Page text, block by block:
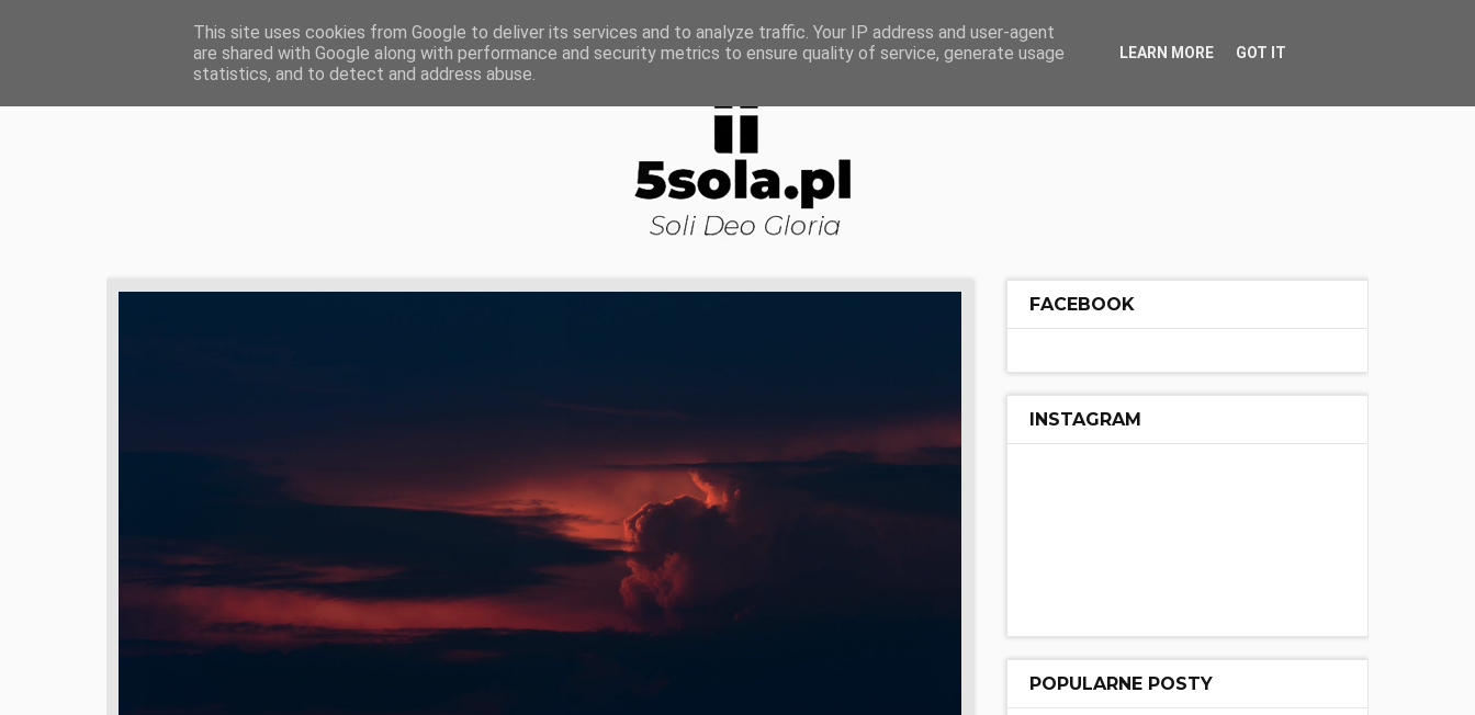
ŻYCIE CHRZEŚCIJAŃSKIE ZDROWA NAUKA DOJRZAŁOŚĆ DUCHOWA KOŚCIÓŁ INNE
FACEBOOK
INSTAGRAM
POPULARNE POSTY
This site uses cookies from Google to deliver its services and to analyze traffic. Your IP address and user-agent
are shared with Google along with performance and security metrics to ensure quality of service, generate usage
statistics, and to detect and address abuse.
LEARN MORE GOT IT